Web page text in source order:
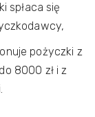
spłaca się
pożyczki z
8000 zł i z